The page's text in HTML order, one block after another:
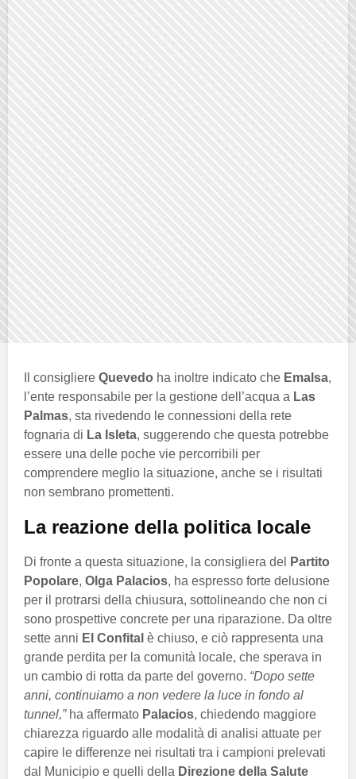
Il consigliere Quevedo ha inoltre indicato che Emalsa,
l’ente responsabile per la gestione dell’acqua a Las
Palmas, sta rivedendo le connessioni della rete
fognaria di La Isleta, suggerendo che questa potrebbe
essere una delle poche vie percorribili per
comprendere meglio la situazione, anche se i risultati
non sembrano promettenti.
La reazione della politica locale
Di fronte a questa situazione, la consigliera del
Partito
Popolare, Olga Palacios, ha espresso forte delusione
per il protrarsi della chiusura, sottolineando che non ci
sono prospettive concrete per una riparazione. Da oltre
sette anni El Confital è chiuso, e ciò rappresenta una
grande perdita per la comunità locale, che sperava in
un cambio di rotta da parte del governo. “Dopo sette
anni, continuiamo a non vedere la luce in fondo al
tunnel,”ha affermato Palacios, chiedendo maggiore
chiarezza riguardo alle modalità di analisi attuate per
capire le differenze nei risultati tra i campioni prelevati
dal Municipio e quelli della Direzione della Salute